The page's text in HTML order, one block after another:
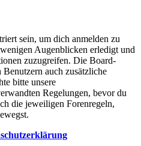
sein, um dich anmelden zu
Augenblicken erledigt und
zuzugreifen. Die Board-
auch zusätzliche
bitte unsere
Regelungen, bevor du
die jeweiligen Forenregeln,